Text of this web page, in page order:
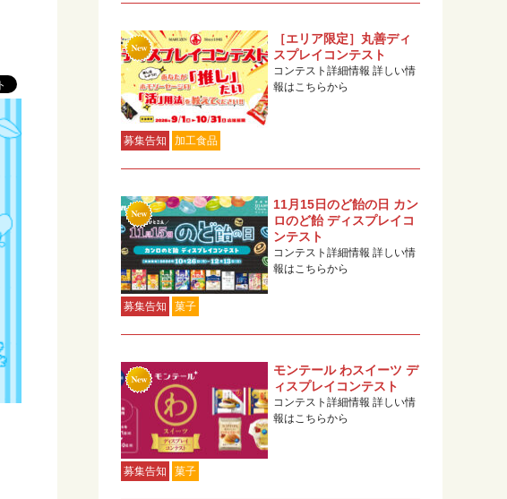
募集告知 加工食品
［エリア限定］丸善ディ
スプレイコンテスト
コンテスト詳細情報 詳しい情
報はこちらから
募集告知 菓子
11月15日のど飴の日 カン
ロのど飴 ディスプレイコ
ンテスト
コンテスト詳細情報 詳しい情
報はこちらから
募集告知 菓子
モンテール わスイーツ デ
ィスプレイコンテスト
コンテスト詳細情報 詳しい情
報はこちらから